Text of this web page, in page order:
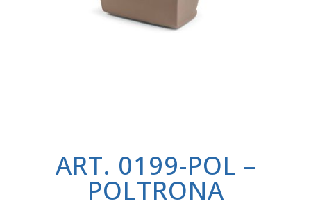
ART. 0199-POL –
POLTRONA